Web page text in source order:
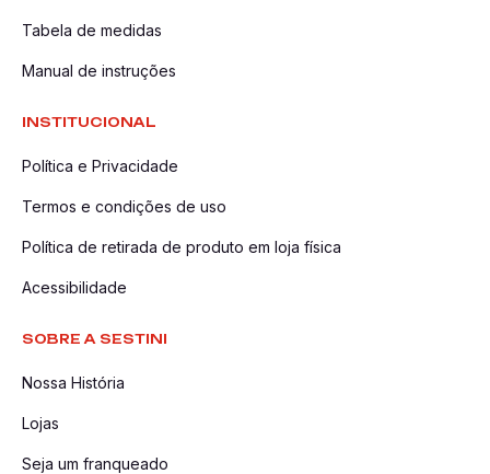
Tabela de medidas
Manual de instruções
INSTITUCIONAL
Política e Privacidade
Termos e condições de uso
Política de retirada de produto em loja física
Acessibilidade
SOBRE A SESTINI
Nossa História
Lojas
Seja um franqueado